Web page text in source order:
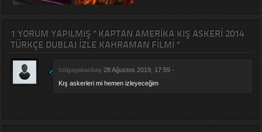
1 YORUM YAPILMIŞ " KAPTAN AMERIKA KIŞ ASKERI 2014
TÜRKÇE DUBLAJ IZLE KAHRAMAN FILMI "
tolgayataokay 28 Ağustos 2019, 17:59 -
Kış askerleri mi hemen izleyeceğim